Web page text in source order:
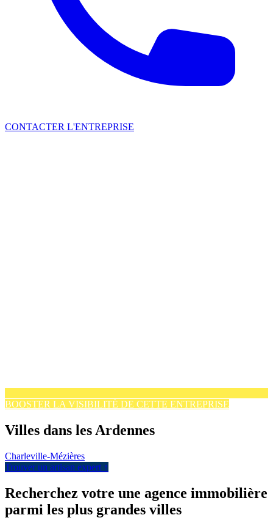
CONTACTER L'ENTREPRISE
BOOSTER LA VISIBILITÉ DE CETTE ENTREPRISE
Villes dans les Ardennes
Charleville-Mézières
Trouver un artisan expert ↑
Recherchez votre une agence immobilière
parmi les plus grandes villes